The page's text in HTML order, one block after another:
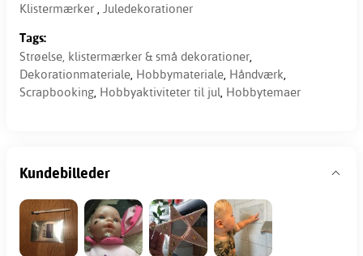
Klistermærker , Juledekorationer
Tags:
Strøelse, klistermærker & små dekorationer,
Dekorationmateriale, Hobbymateriale, Håndværk,
Scrapbooking, Hobbyaktiviteter til jul, Hobbytemaer
Kundebilleder